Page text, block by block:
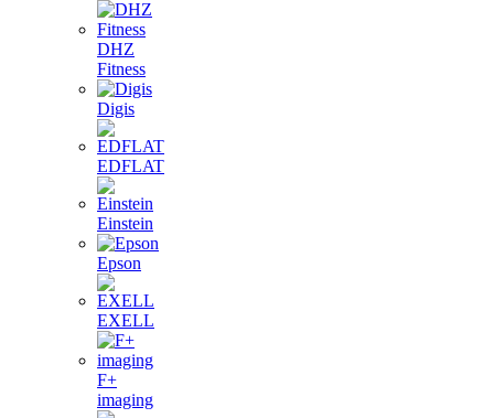
DHZ
Fitness
Digis
EDFLAT
Einstein
Epson
EXELL
F+
imaging